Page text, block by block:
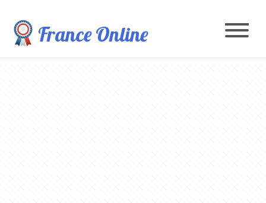
France Online